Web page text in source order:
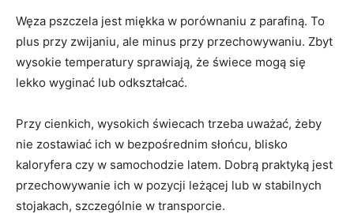
Węza pszczela jest miękka w porównaniu z parafiną. To
plus przy zwijaniu, ale minus przy przechowywaniu. Zbyt
wysokie temperatury sprawiają, że świece mogą się
lekko wyginać lub odkształcać.
Przy cienkich, wysokich świecach trzeba uważać, żeby
nie zostawiać ich w bezpośrednim słońcu, blisko
kaloryfera czy w samochodzie latem. Dobrą praktyką jest
przechowywanie ich w pozycji leżącej lub w stabilnych
stojakach, szczególnie w transporcie.